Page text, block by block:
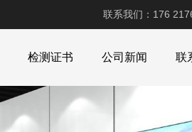
联系我们：176
检测证书 公司新闻 联